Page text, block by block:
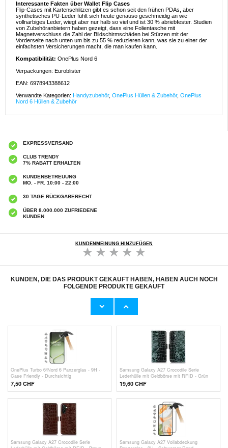
Interessante Fakten über Wallet Flip Cases
Flip-Cases mit Kartenschlitzen gibt es schon seit den frühen PDAs, aber
synthetisches PU-Leder fühlt sich heute genauso geschmeidig an wie
vollnarbiges Leder, wiegt aber nur halb so viel und ist 30 % abriebfester. Studien
von Zubehöranbietern haben gezeigt, dass eine Folientasche mit
Magnetverschluss die Zahl der Bildschirmschäden bei Stürzen mit der
Vorderseite nach unten um bis zu 55 % reduzieren kann, was sie zu einer der
einfachsten Versicherungen macht, die man kaufen kann.
Kompatibilität: OnePlus Nord 6
Verpackungen: Euroblister
EAN: 6978943388612
Verwandte Kategorien: Handyzubehör, OnePlus Hüllen & Zubehör, OnePlus
Nord 6 Hüllen & Zubehör
EXPRESSVERSAND
CLUB TRENDY
7% RABATT ERHALTEN
KUNDENBETREUUNG
MO. - FR. 10:00 - 22:00
30 TAGE RÜCKGABERECHT
ÜBER 8.000.000 ZUFRIEDENE
KUNDEN
KUNDENMEINUNG HINZUFÜGEN
KUNDEN, DIE DAS PRODUKT GEKAUFT HABEN, HABEN AUCH NOCH
FOLGENDE PRODUKTE GEKAUFT
OnePlus Nord 6/Turbo 6 Kameraobjektiv
OnePlus Nord 6 Dux Ducis Aimo Hybrid Hülle
OnePlus Turbo 6/Nord 6 Panzerglas - 9H -
Case Friendly - Durchsichtig
7,50 CHF
Samsung Galaxy A27 Crocodile Serie
Lederhülle mit Geldbörse mit RFID - Grün
19,60 CHF
Samsung Galaxy A27 Crocodile Serie
Samsung Galaxy A27 Vollabdeckung